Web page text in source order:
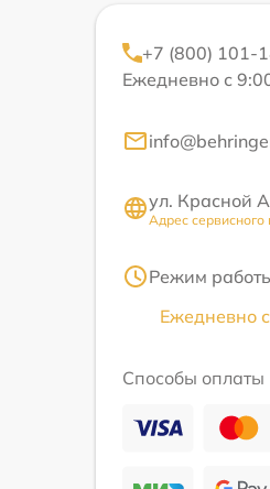
+7 (800) 101-
Ежедневно с
ул. Красной
Адрес сервисного
Режим
Ежедневно
Способы оплаты